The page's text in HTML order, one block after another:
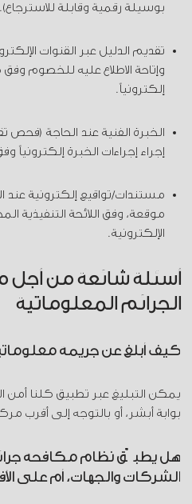
بوسيلة رقمية وقابلة للاسترجاع).
تقديم الدليل عبر القنوات
وإتاحة الاطلاع عليه للخصوم وفق
إلكترونياً.
الخبرة الفنية عند الحاجة (فحص
إجراء إجراءات الخبرة إلكترونياً
مستندات/تواقيع إلكترونية عند
موقعة، وفق اللائحة التنفيذية
الإلكترونية.
أسئلة شائعة من أجل
الجرائم المعلوماتية
كيف أبلغ عن جريمة
يمكن التبليغ عبر تطبيق كلنا أمن
بوابة أبشر، أو بالتوجه إلى أقرب
هل يطبّق نظام مكافحة
الشركات والجهات، أم على